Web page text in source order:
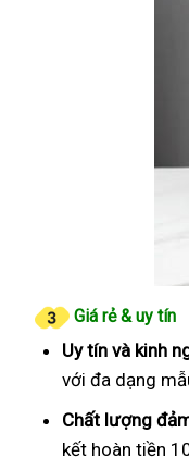
Giá rẻ & uy tín
Uy tín và kinh
với đa dạng
Chất lượng
kết hoàn tiền